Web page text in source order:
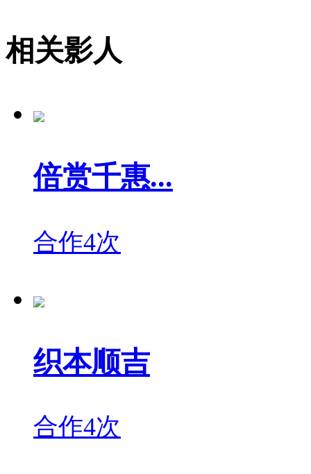
相关影人
倍赏千惠...
合作4次
织本顺吉
合作4次